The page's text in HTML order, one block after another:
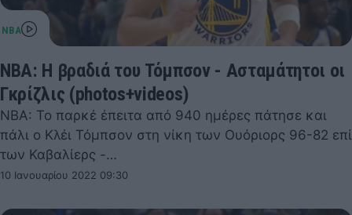
NBA: Η βραδιά του Τόμπσον - Ασταμάτητοι οι
Γκρίζλις (photos+videos)
NBA: Το παρκέ έπειτα από 940 ημέρες πάτησε και
πάλι ο Κλέι Τόμπσον στη νίκη των Ουόριορς 96-82 επί
των Καβαλίερς -…
10 Ιανουαρίου 2022 09:30